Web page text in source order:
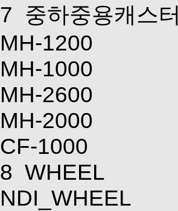
7 중하중용캐스터
MH-1200
MH-1000
MH-2600
MH-2000
CF-1000
8 WHEEL
NDI_WHEEL